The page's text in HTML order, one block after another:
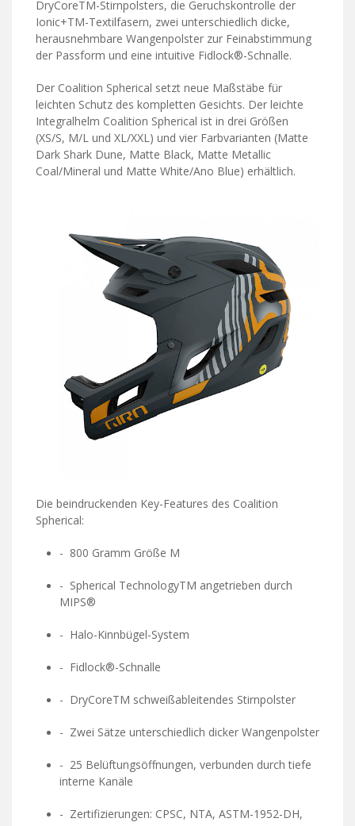
DryCoreTM-Stirnpolsters, die Geruchskontrolle der
Ionic+TM-Textilfasern, zwei unterschiedlich dicke,
herausnehmbare Wangenpolster zur Feinabstimmung
der Passform und eine intuitive Fidlock®-Schnalle.
Der Coalition Spherical setzt neue Maßstäbe für
leichten Schutz des kompletten Gesichts. Der leichte
Integralhelm Coalition Spherical ist in drei Größen
(XS/S, M/L und XL/XXL) und vier Farbvarianten (Matte
Dark Shark Dune, Matte Black, Matte Metallic
Coal/Mineral und Matte White/Ano Blue) erhältlich.
Die beindruckenden Key-Features des Coalition
Spherical:
- 800 Gramm Größe M
- Spherical TechnologyTM angetrieben durch
MIPS®
- Halo-Kinnbügel-System
- Fidlock®-Schnalle
- DryCoreTM schweißableitendes Stirnpolster
- Zwei Sätze unterschiedlich dicker Wangenpolster
- 25 Belüftungsöffnungen, verbunden durch tiefe
interne Kanäle
- Zertifizierungen: CPSC, NTA, ASTM-1952-DH,